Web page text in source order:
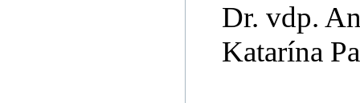
Dr. vdp.
Katarína